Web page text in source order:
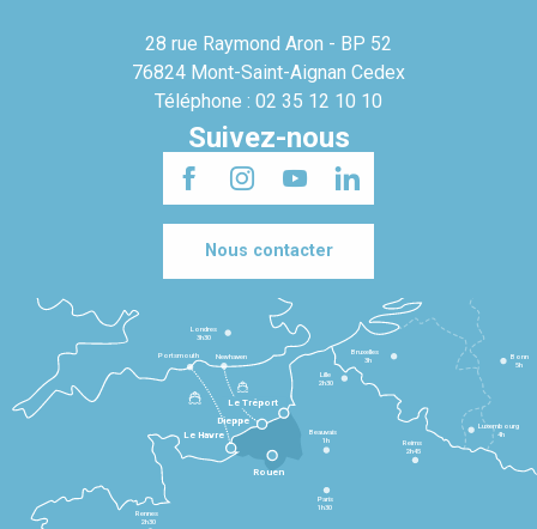
28 rue Raymond Aron - BP 52
76824 Mont-Saint-Aignan Cedex
Téléphone : 02 35 12 10 10
Suivez-nous
Nous contacter
Le Havre
Dieppe
Le Tréport
Rennes
2h30
Paris
1h30
Beauvais
1h
Reims
2h45
Lille
2h30
Bruxelles
3h
Londres
3h30
Newhaven
Portsmouth
Bonn
5h
Luxembourg
4h
Rouen